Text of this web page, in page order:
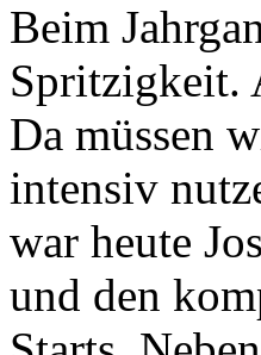
Beim
Spritzigkeit.
Da müssen
intensiv
war heute
und den